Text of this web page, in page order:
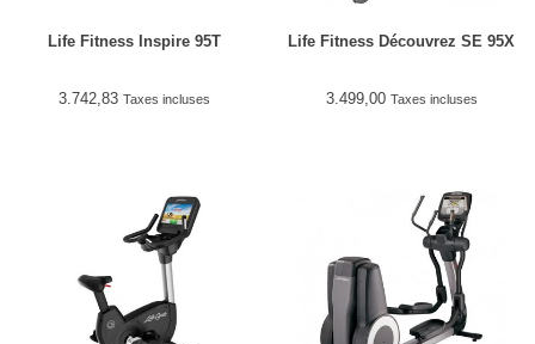
Life Fitness Inspire 95T
3.742,83 Taxes incluses
Life Fitness Découvrez SE 95X
3.499,00 Taxes incluses